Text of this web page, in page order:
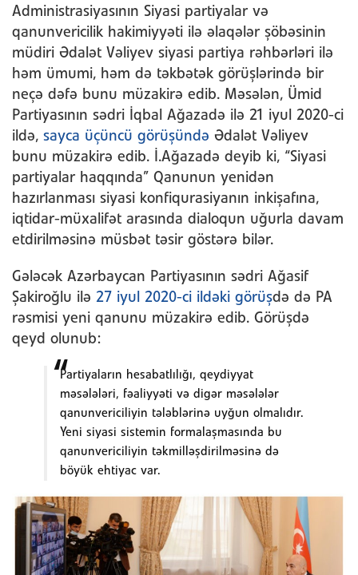
Administrasiyasının Siyasi partiyalar və
qanunvericilik hakimiyyəti ilə əlaqələr şöbəsinin
müdiri Ədalət Vəliyev siyasi partiya rəhbərləri ilə
həm ümumi, həm də təkbətək görüşlərində bir
neçə dəfə bunu müzakirə edib. Məsələn, Ümid
Partiyasının sədri İqbal Ağazadə ilə 21 iyul 2020-ci
ildə, sayca üçüncü görüşündə Ədalət Vəliyev
bunu müzakirə edib. İ.Ağazadə deyib ki, “Siyasi
partiyalar haqqında” Qanunun yenidən
hazırlanması siyasi konfiqurasiyanın inkişafına,
iqtidar-müxalifət arasında dialoqun uğurla davam
etdirilməsinə müsbət təsir göstərə bilər.
Gələcək Azərbaycan Partiyasının sədri Ağasif
Şakiroğlu ilə 27 iyul 2020-ci ildəki görüşdə də PA
rəsmisi yeni qanunu müzakirə edib. Görüşdə
qeyd olunub:
Partiyaların hesabatlılığı, qeydiyyat
məsələləri, fəaliyyəti və digər məsələlər
qanunvericiliyin tələblərinə uyğun olmalıdır.
Yeni siyasi sistemin formalaşmasında bu
qanunvericiliyin təkmilləşdirilməsinə də
böyük ehtiyac var.